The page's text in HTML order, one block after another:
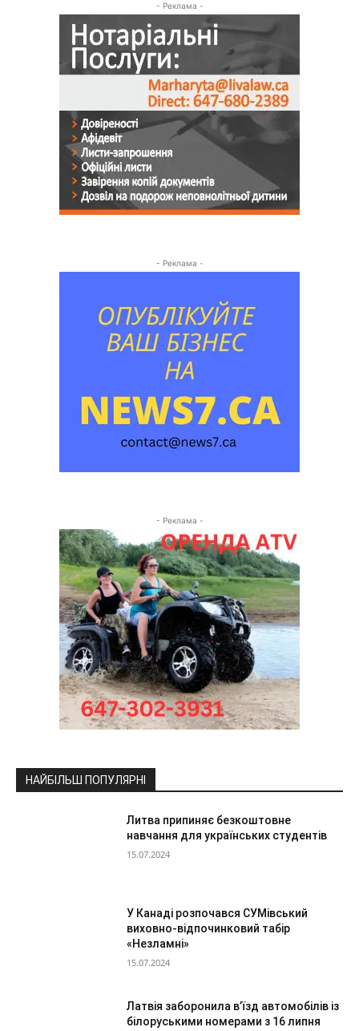
- Реклама -
- Реклама -
- Реклама -
НАЙБІЛЬШ ПОПУЛЯРНІ
Литва припиняє безкоштовне
навчання для українських студентів
15.07.2024
У Канаді розпочався СУМівський
виховно-відпочинковий табір
«Незламні»
15.07.2024
Латвія заборонила в’їзд автомобілів із
білоруськими номерами з 16 липня